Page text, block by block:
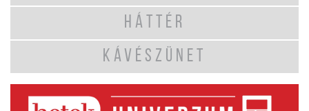
HÁTTÉR
KÁVÉSZÜNET